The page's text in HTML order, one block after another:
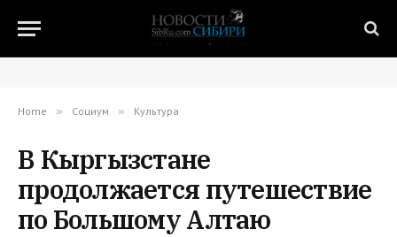
Home » Социум » Культура
В Кыргызстане
продолжается путешествие
по Большому Алтаю